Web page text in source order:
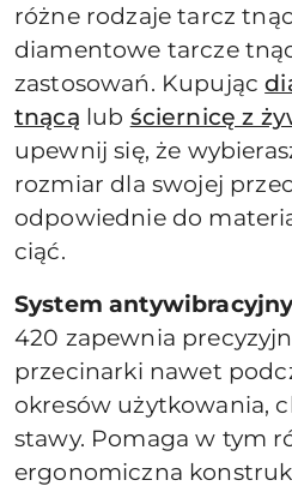
różne rodzaje tarcz
diamentowe tarcze
zastosowań. Kupując
tnącą lub ściernicę z
upewnij się, że
rozmiar dla swojej
odpowiednie do
ciąć.
System antywibracyjny
420 zapewnia
przecinarki nawet
okresów użytkowania,
stawy. Pomaga w tym
ergonomiczna